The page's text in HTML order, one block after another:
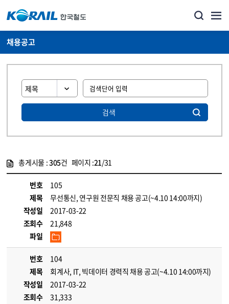
채용공고
검색
총게시물 :305건 페이지 :21/31
번호
105
제목
무선통신, 연구원 전문직 채용 공고(~4.10 14:00까지)
작성일
2017-03-22
조회수
21,848
파일
번호
104
제목
회계사, IT, 빅데이터 경력직 채용 공고(~4.10 14:00까지)
작성일
2017-03-22
조회수
31,333